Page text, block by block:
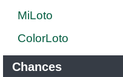
MiLoto
ColorLoto
Chances